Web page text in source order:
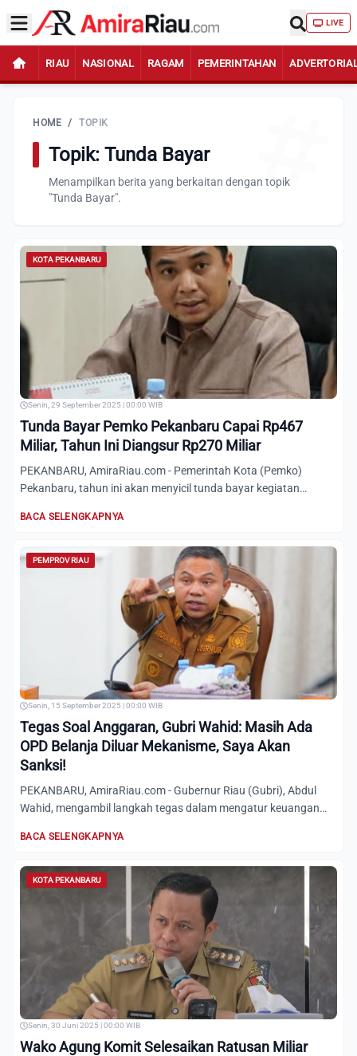
LIVE
RIAU NASIONAL RAGAM PEMERINTAHAN
HOME / TOPIK
Topik: Tunda Bayar
Menampilkan berita yang berkaitan dengan topik
"Tunda Bayar".
KOTA PEKANBARU
Senin, 29 September 2025 | 00:00 WIB
Tunda Bayar Pemko Pekanbaru Capai Rp467
Miliar, Tahun Ini Diangsur Rp270 Miliar
PEKANBARU, AmiraRiau.com - Pemerintah Kota (Pemko)
Pekanbaru, tahun ini akan menyicil tunda bayar kegiatan
BACA SELENGKAPNYA
PEMPROV RIAU
Senin, 15 September 2025 | 00:00 WIB
Tegas Soal Anggaran, Gubri Wahid: Masih Ada
OPD Belanja Diluar Mekanisme, Saya Akan
Sanksi!
PEKANBARU, AmiraRiau.com - Gubernur Riau (Gubri), Abdul
Wahid, mengambil langkah tegas dalam mengatur keuangan
BACA SELENGKAPNYA
KOTA PEKANBARU
Senin, 30 Juni 2025 | 00:00 WIB
Wako Agung Komit Selesaikan Ratusan Miliar